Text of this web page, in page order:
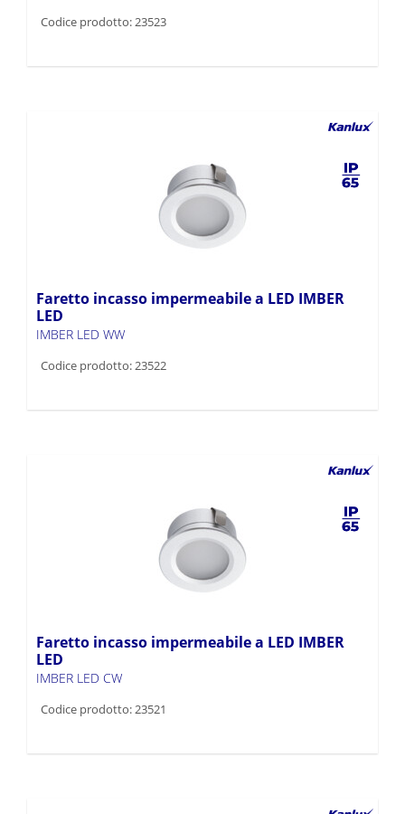
Codice prodotto: 23523
Faretto incasso impermeabile a LED IMBER
LED
IMBER LED WW
Codice prodotto: 23522
Faretto incasso impermeabile a LED IMBER
LED
IMBER LED CW
Codice prodotto: 23521